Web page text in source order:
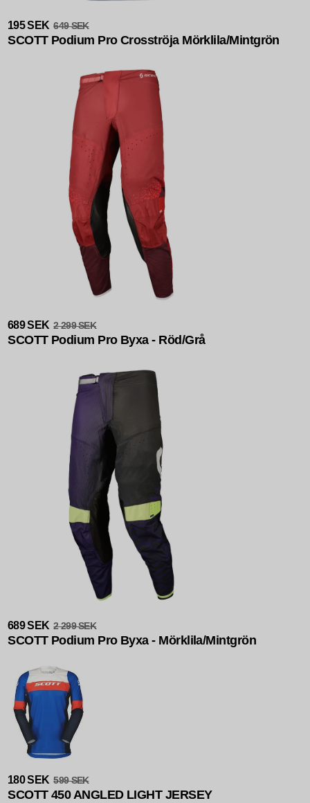
195 SEK 649 SEK
SCOTT Podium Pro Crosströja Mörklila/Mintgrön
689 SEK 2 299 SEK
SCOTT Podium Pro Byxa - Röd/Grå
689 SEK 2 299 SEK
SCOTT Podium Pro Byxa - Mörklila/Mintgrön
180 SEK 599 SEK
SCOTT 450 ANGLED LIGHT JERSEY